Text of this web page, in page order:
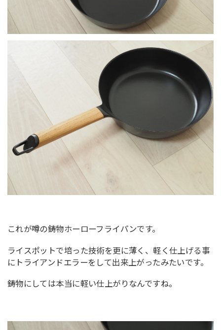
これが噂の鋳物ホーローフライパンです。
ライスポットで培った技術を更に薄く、軽く仕上げる事
にトライアンドエラーをして出来上がったみたいです。
鋳物にしては本当に軽い仕上がりなんですね。